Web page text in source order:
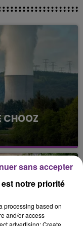
CHOOZ
centrale
Une situation
qui est toujours
notre priorité
processing based on
and/or access
advertising; Create
sans accepter